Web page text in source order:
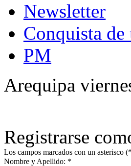
Newsletter
Conquista de
PM
Arequipa
Registrarse
Los campos marcados con un asterisco
Nombre y Apellido: *